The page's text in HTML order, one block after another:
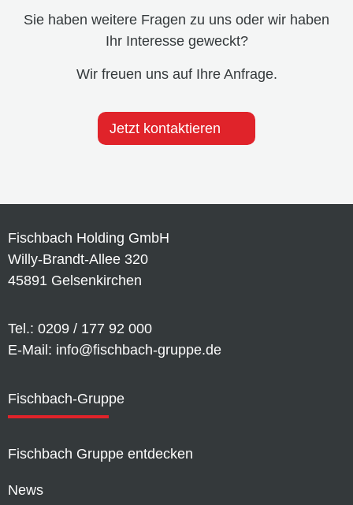
Sie haben weitere Fragen zu uns oder wir haben
Ihr Interesse geweckt?
Wir freuen uns auf Ihre Anfrage.
Jetzt kontaktieren
Fischbach Holding GmbH
Willy-Brandt-Allee 320
45891 Gelsenkirchen
Tel.: 0209 / 177 92 000
E-Mail: info@fischbach-gruppe.de
Fischbach-Gruppe
Fischbach Gruppe entdecken
News